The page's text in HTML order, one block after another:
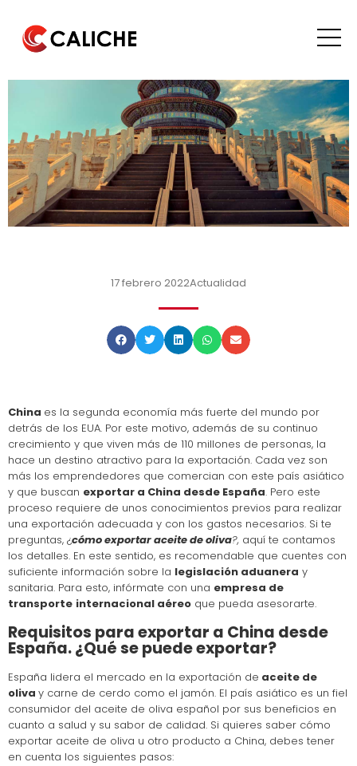
17 febrero 2022Actualidad
China es la segunda economía más fuerte del mundo por
detrás de los EUA. Por este motivo, además de su continuo
crecimiento y que viven más de 110 millones de personas, la
hace un destino atractivo para la exportación. Cada vez son
más los emprendedores que comercian con este país asiático
y que buscan exportar a China desde España. Pero este
proceso requiere de unos conocimientos previos para realizar
una exportación adecuada y con los gastos necesarios. Si te
preguntas, ¿cómo exportar aceite de oliva?, aquí te contamos
los detalles. En este sentido, es recomendable que cuentes con
suficiente información sobre la legislación aduanera y
sanitaria. Para esto, infórmate con una empresa de
transporte internacional aéreo que pueda asesorarte.
Requisitos para exportar a China desde
España. ¿Qué se puede exportar?
España lidera el mercado en la exportación de aceite de
oliva y carne de cerdo como el jamón. El país asiático es un fiel
consumidor del aceite de oliva español por sus beneficios en
cuanto a salud y su sabor de calidad. Si quieres saber cómo
exportar aceite de oliva u otro producto a China, debes tener
en cuenta los siguientes pasos: